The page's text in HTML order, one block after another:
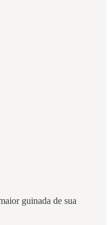
guinada de sua